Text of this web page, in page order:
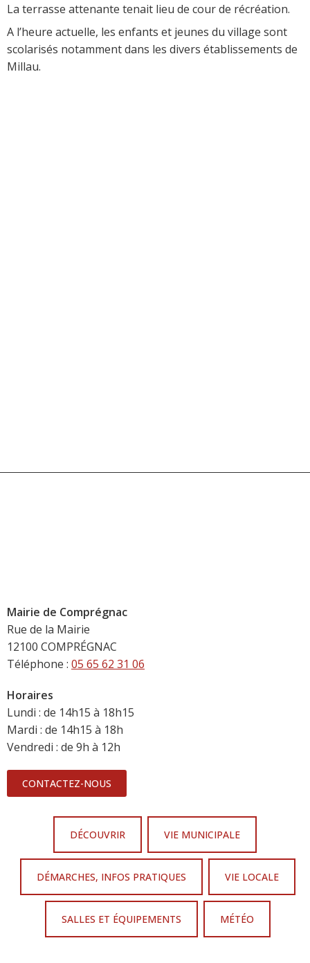
La terrasse attenante tenait lieu de cour de récréation.
A l’heure actuelle, les enfants et jeunes du village sont
scolarisés notamment dans les divers établissements de
Millau.
Mairie de Comprégnac
Rue de la Mairie
12100 COMPRÉGNAC
Téléphone : 05 65 62 31 06
Horaires
Lundi : de 14h15 à 18h15
Mardi : de 14h15 à 18h
Vendredi : de 9h à 12h
CONTACTEZ-NOUS
DÉCOUVRIR VIE MUNICIPALE
DÉMARCHES, INFOS PRATIQUES VIE LOCALE
SALLES ET ÉQUIPEMENTS MÉTÉO